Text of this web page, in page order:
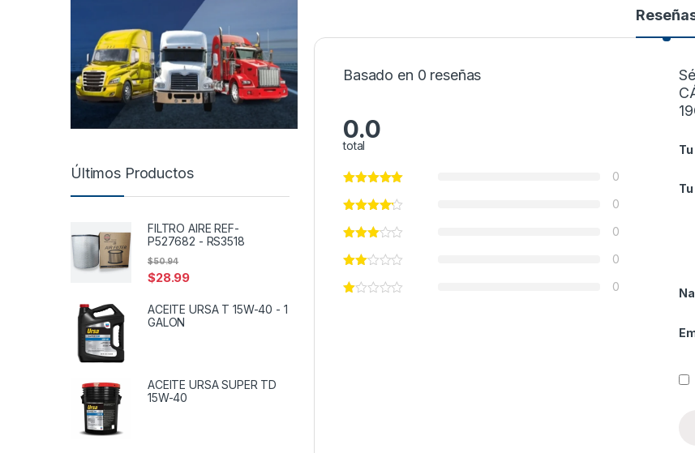
Basado en 0 reseñas
0.0
total
0
0
0
0
0
Últimos Productos
FILTRO AIRE REF-
P527682 - RS3518
$28.99
$50.94
ACEITE URSA T 15W-40 - 1
GALON
ACEITE URSA SUPER TD
15W-40